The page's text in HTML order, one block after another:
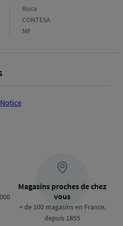
Marque
Roca
Gamme
CONTESA
Type
MF
Notice
Magasins proches de chez
vous
+ de 100 magasins en France,
depuis 1855